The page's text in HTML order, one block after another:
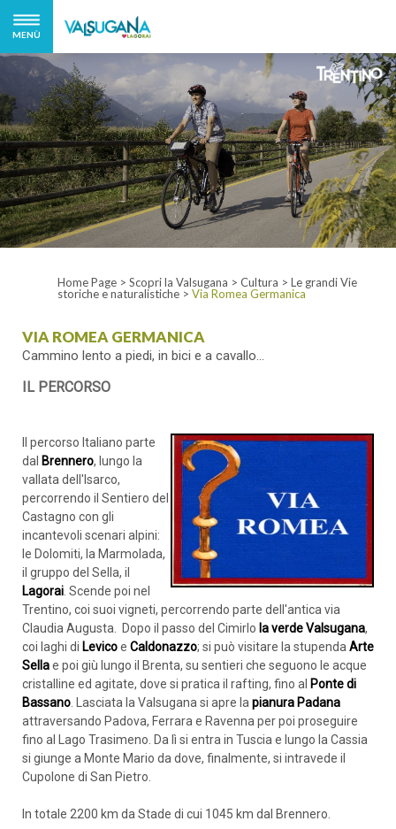
MENÙ
Home Page > Scopri la Valsugana > Cultura > Le grandi Vie
storiche e naturalistiche > Via Romea Germanica
VIA ROMEA GERMANICA
Cammino lento a piedi, in bici e a cavallo...
IL PERCORSO
Il percorso Italiano parte
dal Brennero, lungo la
vallata dell'Isarco,
percorrendo il Sentiero del
Castagno con gli
incantevoli scenari alpini:
le Dolomiti, la Marmolada,
il gruppo del Sella, il
Lagorai . Scende poi nel
Trentino, coi suoi vigneti, percorrendo parte dell'antica via
Claudia Augusta. Dopo il passo del Cimirlo la verde Valsugana,
coi laghi di Levicoe Caldonazzo; si può visitare la stupenda Arte
Sellae poi giù lungo il Brenta, su sentieri che seguono le acque
cristalline ed agitate, dove si pratica il rafting, fino al Ponte di
Bassano . Lasciata la Valsugana si apre la pianura Padana
attraversando Padova, Ferrara e Ravenna per poi proseguire
fino al Lago Trasimeno. Da lì si entra in Tuscia e lungo la Cassia
si giunge a Monte Mario da dove, finalmente, si intravede il
Cupolone di San Pietro.
In totale 2200 km da Stade di cui 1045 km dal Brennero.